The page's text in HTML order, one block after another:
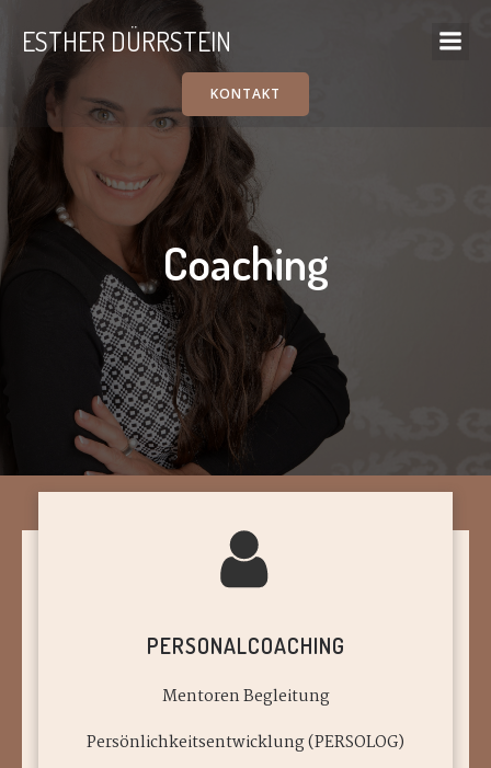
ESTHER DÜRRSTEIN
KONTAKT
Coaching
PERSONALCOACHING
Mentoren Begleitung
Persönlichkeitsentwicklung (PERSOLOG)